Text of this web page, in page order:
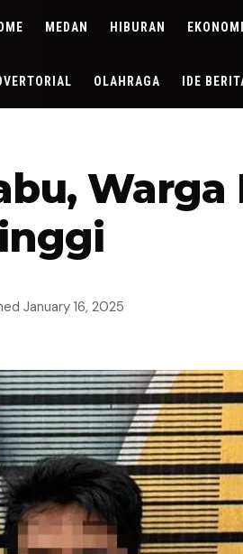
MEDAN HIBURAN EKONOMI
OLAHRAGA IDE
January 16, 2025